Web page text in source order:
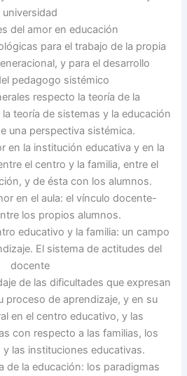
universidad
del amor en educación
para el trabajo de la propia
y para el desarrollo
pedagogo sistémico
respecto la teoría de la
teoría de sistemas y la educación
una perspectiva sistémica.
en la institución educativa y en la
el centro y la familia, entre el
y de ésta con los alumnos.
en el aula: el vínculo docente-
los propios alumnos.
educativo y la familia: un campo
El sistema de actitudes del
docente
de las dificultades que expresan
proceso de aprendizaje, y en su
en el centro educativo, y las
con respecto a las familias, los
las instituciones educativas.
de la educación: los paradigmas